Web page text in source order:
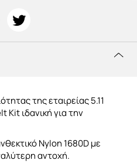
της εταιρείας 5.11
Kit ιδανική για την
Nylon 1680D με
αντοχή.